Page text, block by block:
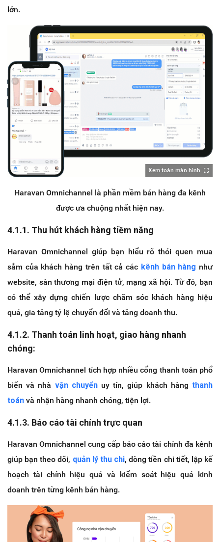
lớn.
Xem toàn màn hình
Haravan Omnichannel là phần mềm bán hàng đa kênh
được ưa chuộng nhất hiện nay.
4.1.1. Thu hút khách hàng tiềm năng
Haravan Omnichannel giúp bạn hiểu rõ thói quen mua
sắm của khách hàng trên tất cả các kênh bán hàng như
website, sàn thương mại điện tử, mạng xã hội. Từ đó, bạn
có thể xây dựng chiến lược chăm sóc khách hàng hiệu
quả, gia tăng tỷ lệ chuyển đổi và tăng doanh thu.
4.1.2. Thanh toán linh hoạt, giao hàng nhanh
chóng:
Haravan Omnichannel tích hợp nhiều cổng thanh toán phổ
biến và nhà vận chuyểnuy tín, giúp khách hàng thanh
toán và nhận hàng nhanh chóng, tiện lợi.
4.1.3. Báo cáo tài chính trực quan
Haravan Omnichannel cung cấp báo cáo tài chính đa kênh
giúp bạn theo dõi, quản lý thu chi, dòng tiền chi tiết, lập kế
hoạch tài chính hiệu quả và kiểm soát hiệu quả kinh
doanh trên từng kênh bán hàng.